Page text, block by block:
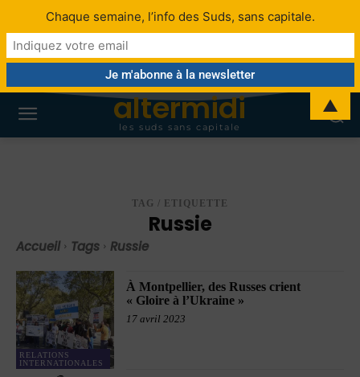
altermidi
les suds sans capitale
TAG / ETIQUETTE
Russie
Accueil Tags Russie
RELATIONS
INTERNATIONALES
À Montpellier, des Russes crient
« Gloire à l’Ukraine »
17 avril 2023
Chaque semaine, l’info des Suds, sans capitale.
▲